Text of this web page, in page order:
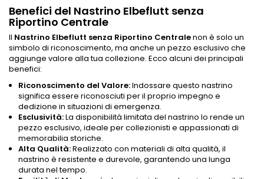
Benefici del Nastrino Elbeflutt senza
Riportino Centrale
Il Nastrino Elbeflutt senza Riportino Centralenon è solo un
simbolo di riconoscimento, ma anche un pezzo esclusivo che
aggiunge valore alla tua collezione. Ecco alcuni dei principali
benefici:
Riconoscimento del Valore:Indossare questo nastrino
significa essere riconosciuti per il proprio impegno e
dedizione in situazioni di emergenza.
Esclusività:La disponibilità limitata del nastrino lo rende un
pezzo esclusivo, ideale per collezionisti e appassionati di
memorabilia storiche.
Alta Qualità:Realizzato con materiali di alta qualità, il
nastrino è resistente e durevole, garantendo una lunga
durata nel tempo.